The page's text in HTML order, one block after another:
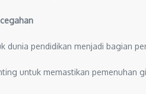
dunia pendidikan menjadi bagian
untuk memastikan